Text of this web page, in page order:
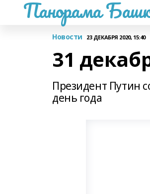
Панорама
Новости 23 ДЕКАБРЯ 2020, 15:40
31
Президент Путин
день года